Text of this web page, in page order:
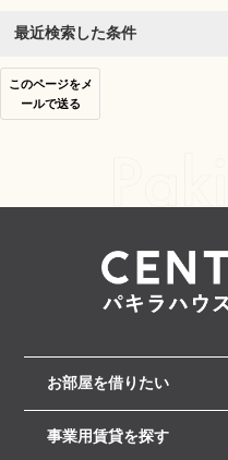
最近検索した条件
このページをメ
ールで送る
お部屋を借りたい
事業用賃貸を探す